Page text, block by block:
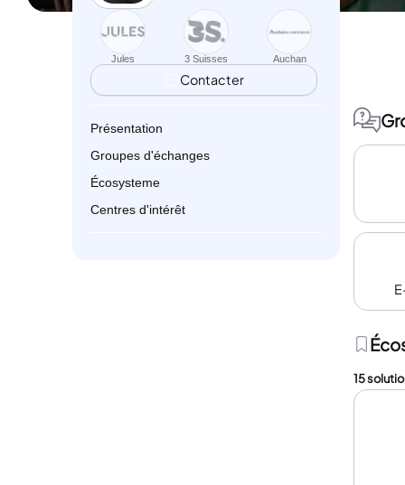
Jules 3 Suisses Auchan
Contacter
Présentation
Groupes d'échanges
Écosysteme
Centres d'intérêt
15